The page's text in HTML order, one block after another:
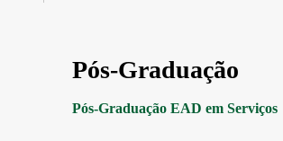
Pós-Graduação
Pós-Graduação EAD em Serviços